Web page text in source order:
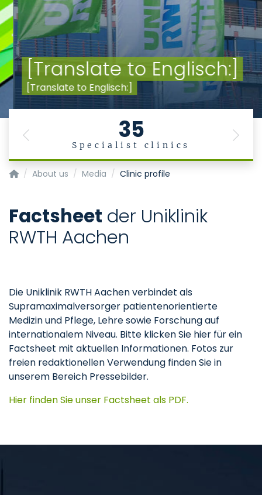
[Translate to Englisch:]
[Translate to Englisch:]
35
Specialist clinics
Previous Next
Homepage of Uniklinik RWTH Aachen
About us Media Clinic profile
Factsheet der Uniklinik
RWTH Aachen
Die Uniklinik RWTH Aachen verbindet als
Supramaximalversorger patientenorientierte
Medizin und Pflege, Lehre sowie Forschung auf
internationalem Niveau. Bitte klicken Sie hier für ein
Factsheet mit aktuellen Informationen. Fotos zur
freien redaktionellen Verwendung finden Sie in
unserem Bereich Pressebilder.
Hier finden Sie unser Factsheet als PDF.